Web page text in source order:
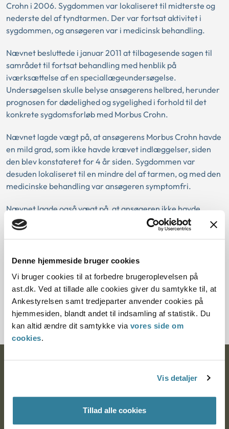
Denne hjemmeside bruger cookies
Vi bruger cookies til at forbedre brugeroplevelsen på
ast.dk. Ved at tillade alle cookies giver du samtykke til, at
Ankestyrelsen samt tredjeparter anvender cookies på
hjemmesiden, blandt andet til indsamling af statistik. Du
kan altid ændre dit samtykke via vores side om
cookies.
Vis detaljer
Tillad alle cookies
Crohn i 2006. Sygdommen var lokaliseret til midterste og
nederste del af tyndtarmen. Der var fortsat aktivitet i
sygdommen, og ansøgeren var i medicinsk behandling.
Nævnet besluttede i januar 2011 at tilbagesende sagen til
samrådet til fortsat behandling med henblik på
iværksættelse af en speciallægeundersøgelse.
Undersøgelsen skulle belyse ansøgerens helbred, herunder
prognosen for dødelighed og sygelighed i forhold til det
konkrete sygdomsforløb med Morbus Crohn.
Nævnet lagde vægt på, at ansøgerens Morbus Crohn havde
en mild grad, som ikke havde krævet indlæggelser, siden
den blev konstateret for 4 år siden. Sygdommen var
desuden lokaliseret til en mindre del af tarmen, og med den
medicinske behandling var ansøgeren symptomfri.
Nævnet lagde også vægt på, at ansøgeren ikke havde
ekstraintestinale manifestationer til sygdommen, idet der
ikke var nogen ydre symptomer på sygdommen uden for
verificeret, da de foretagne biopsier altid havde været
Nævnet havde fundet det vanskeligt at vurdere prognosen
og betydningen af ansøgerens sygdom og mente, at det var
nødvendigt at få belyst dette ved en speciallægeerklæring.
9000 Aalborg